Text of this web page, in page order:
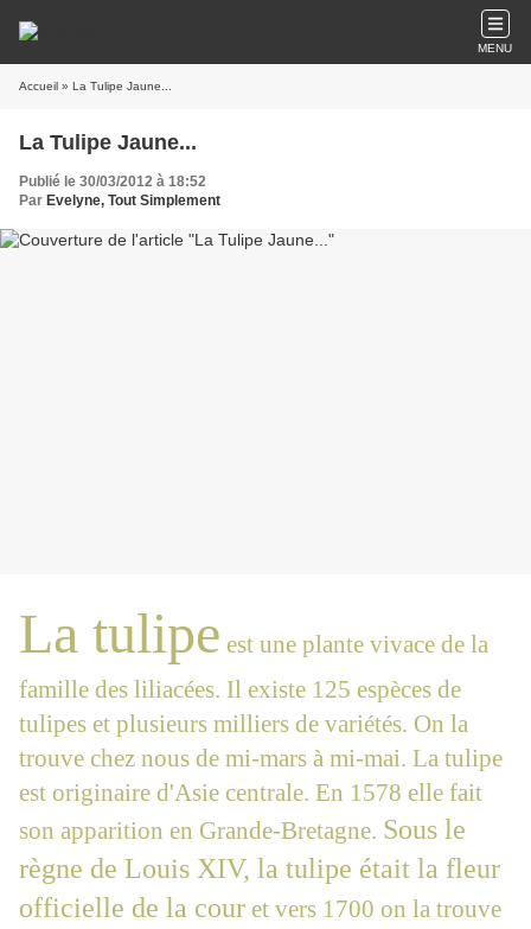
MENU
Accueil » La Tulipe Jaune...
La Tulipe Jaune...
Publié le 30/03/2012 à 18:52
Par Evelyne, Tout Simplement
La tulipe est une plante vivace de la
famille des liliacées. Il existe 125 espèces de
tulipes et plusieurs milliers de variétés. On la
trouve chez nous de mi-mars à mi-mai. La tulipe
est originaire d'Asie centrale. En 1578 elle fait
son apparition en Grande-Bretagne. Sous le
règne de Louis XIV, la tulipe était la fleur
officielle de la cour et vers 1700 on la trouve